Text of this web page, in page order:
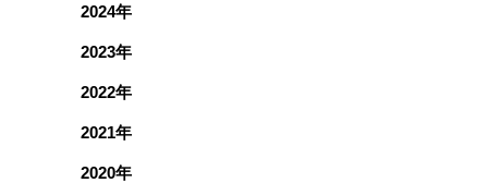
2024年
2023年
2022年
2021年
2020年